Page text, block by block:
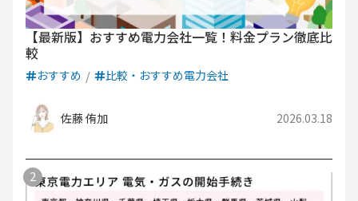
【最新版】おすすめ電力会社一覧！料金プラン徹底比
較
おすすめ 比較・おすすめ電力会社
佐藤 侑加 2026.03.18